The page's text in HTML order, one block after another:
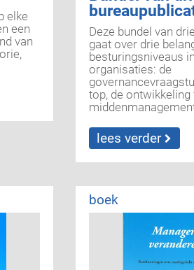
elke
een
van
Deze bundel van
gaat over drie
besturingsniveaus in
organisaties: de
top, de ontwikkeling
aan de basis.
lees verder
boek